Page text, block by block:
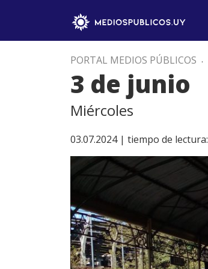
PORTAL MEDIOS PÚBLICOS .
3 de junio
Miércoles
03.07.2024 | tiempo de lectura: